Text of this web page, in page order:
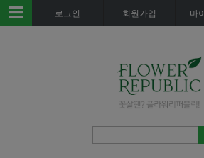
로그인 회원가입 마